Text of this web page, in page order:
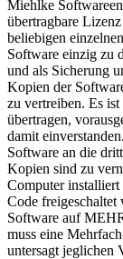
Miehlke
übertragbare
beliebigen
Software einzig zu
und als Sicherung
Kopien der
zu vertreiben. Es
übertragen,
damit
Software an die
Kopien sind zu
Computer
Code freigeschaltet
Software auf
muss eine
untersagt jeglichen